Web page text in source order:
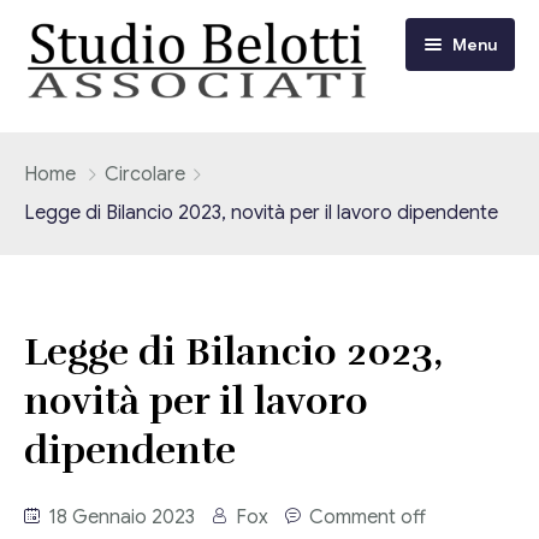
Menu
I nostri servizi
Contabilità
Adempimenti Dichiarativi e Fiscali
Contrattualistica Varia
Consulenza Societaria
Circolari Flash
Eventi
Corsi FAD
Video/Tv
Università
Home
Circolare
Legge di Bilancio 2023, novità per il lavoro dipendente
Legge di Bilancio 2023,
novità per il lavoro
dipendente
18 Gennaio 2023 Fox Comment off